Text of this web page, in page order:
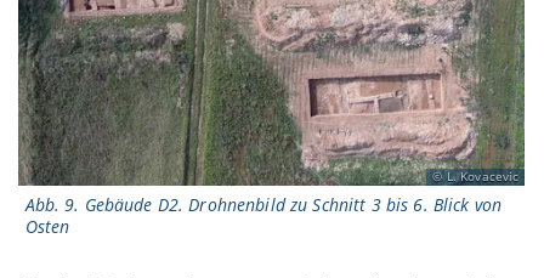
L. Kovacevic
Abb. 9. Gebäude D2. Drohnenbild zu Schnitt 3 bis 6. Blick von
Osten